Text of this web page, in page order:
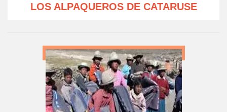
LOS ALPAQUEROS DE CATARUSE